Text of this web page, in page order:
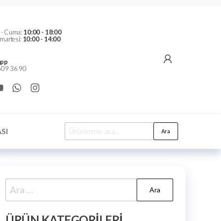
- Cuma: 10:00 - 18:00
10:00 - 14:00
36 90
Ara